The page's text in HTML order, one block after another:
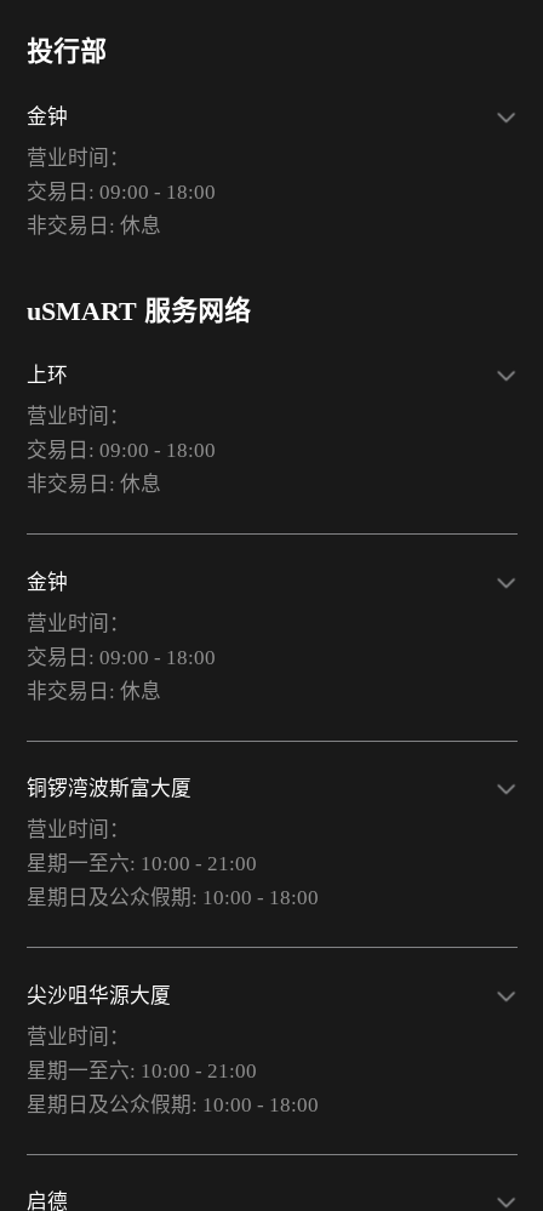
投行部
金钟
营业时间：
交易日: 09:00 - 18:00
非交易日: 休息
uSMART 服务网络
上环
营业时间：
交易日: 09:00 - 18:00
非交易日: 休息
金钟
营业时间：
交易日: 09:00 - 18:00
非交易日: 休息
铜锣湾波斯富大厦
营业时间：
星期一至六: 10:00 - 21:00
星期日及公众假期: 10:00 - 18:00
尖沙咀华源大厦
营业时间：
星期一至六: 10:00 - 21:00
星期日及公众假期: 10:00 - 18:00
启德